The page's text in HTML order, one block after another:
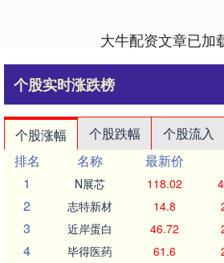
大牛配资文章已加
个股实时涨跌榜
个股涨幅 个股跌幅 个股流入
排名
名称 最新价
1
N展芯 118.02
2 志特新材 14.8
3 近岸蛋白 46.72
4 毕得医药 61.6